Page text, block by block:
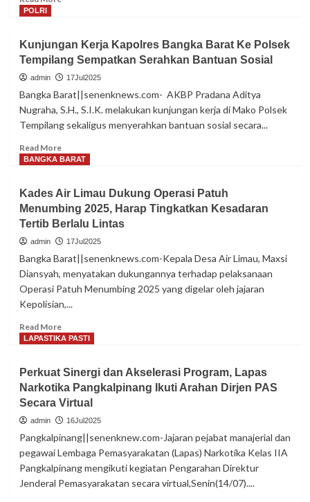
Kepedulian,
Lapas
Narkotika
Pangkalpinang
Salurkan
Bansos
Rutin
Keluarga
Warga
POLRI
Kunjungan Kerja Kapolres Bangka Barat Ke Polsek
Tempilang Sempatkan Serahkan Bantuan Sosial
admin 17Jul2025
Bangka Barat||senenknews.com- AKBP Pradana Aditya
Nugraha, S.H., S.I.K. melakukan kunjungan kerja di Mako Polsek
Tempilang sekaligus menyerahkan bantuan sosial secara...
Read MoreRead
more
Kerja
Kapolres
Bangka
Barat
Polsek
Tempilang
Sempatkan
Serahkan
Sosial
BANGKA BARAT
Kades Air Limau Dukung Operasi Patuh
Menumbing 2025, Harap Tingkatkan Kesadaran
Tertib Berlalu Lintas
admin 17Jul2025
Bangka Barat||senenknews.com-Kepala Desa Air Limau, Maxsi
Diansyah, menyatakan dukungannya terhadap pelaksanaan
Operasi Patuh Menumbing 2025 yang digelar oleh jajaran
Kepolisian,...
Read MoreRead
more
Air
Limau
Dukung
Operasi
Menumbing
2025,
Harap
Tingkatkan
LAPASTIKA PASTI
Perkuat Sinergi dan Akselerasi Program, Lapas
Narkotika Pangkalpinang Ikuti Arahan Dirjen PAS
Secara Virtual
admin 16Jul2025
Pangkalpinang||senenknew.com-Jajaran pejabat manajerial dan
pegawai Lembaga Pemasyarakatan (Lapas) Narkotika Kelas IIA
Pangkalpinang mengikuti kegiatan Pengarahan Direktur
Jenderal Pemasyarakatan secara virtual,Senin(14/07)....